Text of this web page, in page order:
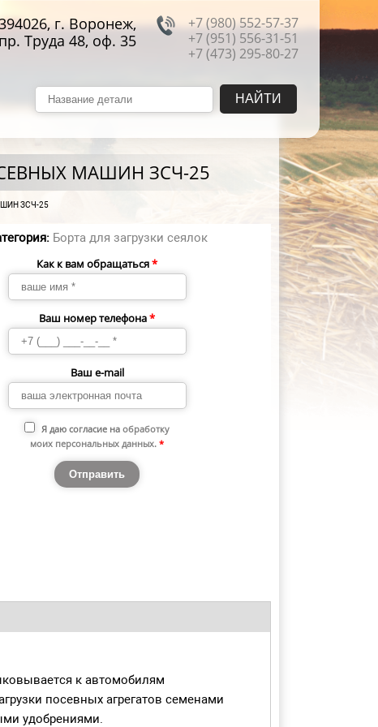
г. Воронеж,
пр. Труда 48, оф. 35
+7 (980) 552-57-37
+7 (951) 556-31-51
+7 (473) 295-80-27
МАШИН ЗСЧ-25
ЗСЧ-25
Борта для загрузки сеялок
Как к вам обращаться*
Ваш номер телефона*
Ваш e-mail
Я даю согласие наобработку
моих персональных данных.*
к автомобилям
посевных агрегатов семенами
удобрениями.